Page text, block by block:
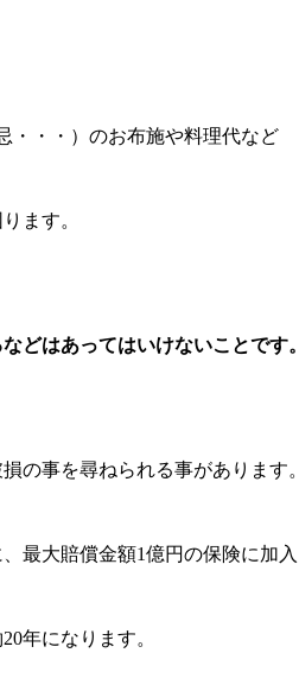
・・・）のお布施や料理代など
ます。
どはあってはいけないことです。
の事を尋ねられる事があります。
最大賠償金額1億円の保険に加入
年になります。